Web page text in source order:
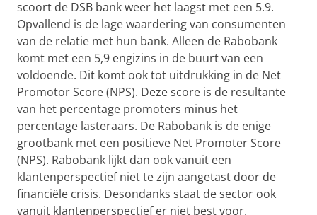
scoort de DSB bank weer het laagst met een 5.9.
Opvallend is de lage waardering van consumenten
van de relatie met hun bank. Alleen de Rabobank
komt met een 5,9 engizins in de buurt van een
voldoende. Dit komt ook tot uitdrukking in de Net
Promotor Score (NPS). Deze score is de resultante
van het percentage promoters minus het
percentage lasteraars. De Rabobank is de enige
grootbank met een positieve Net Promoter Score
(NPS). Rabobank lijkt dan ook vanuit een
klantenperspectief niet te zijn aangetast door de
financiële crisis. Desondanks staat de sector ook
vanuit klantenperspectief er niet best voor.